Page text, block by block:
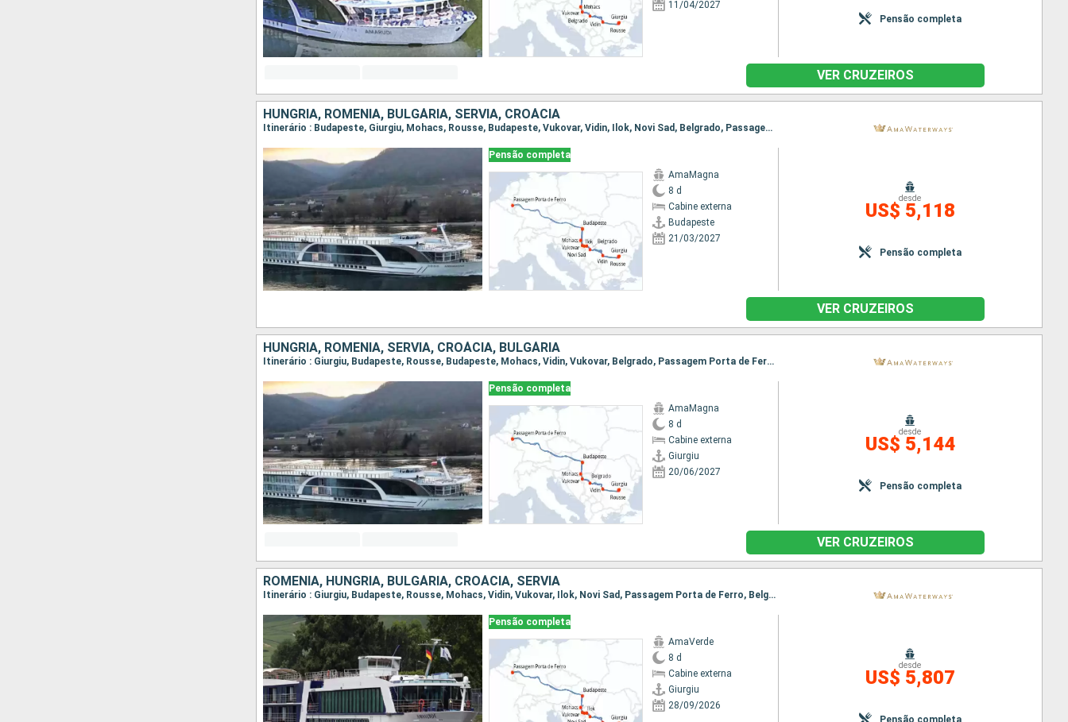
11/04/2027
Pensão completa
VER CRUZEIROS
HUNGRIA, ROMÊNIA, BULGÁRIA, SÉRVIA, CROÁCIA
Itinerário : Budapeste, Giurgiu, Mohacs, Rousse, Budapeste, Vukovar, Vidin, Ilok, Novi Sad, Belgrado, Passagem Porta de Ferro, Belgrado, Vidin, Vukovar, Rousse, Mohacs, Giurgiu, Budapeste
Pensão completa
AmaMagna
8 d
Cabine externa
Budapeste
21/03/2027
desde
US$ 5,118
Pensão completa
VER CRUZEIROS
HUNGRIA, ROMÊNIA, SÉRVIA, CROÁCIA, BULGÁRIA
Itinerário : Giurgiu, Budapeste, Rousse, Budapeste, Mohacs, Vidin, Vukovar, Belgrado, Passagem Porta de Ferro, Belgrado, Passagem Porta de Ferro, Vukovar, Vidin, Mohacs, Rousse, Budapeste, Giurgiu
Pensão completa
AmaMagna
8 d
Cabine externa
Giurgiu
20/06/2027
desde
US$ 5,144
Pensão completa
VER CRUZEIROS
ROMÊNIA, HUNGRIA, BULGÁRIA, CROÁCIA, SÉRVIA
Itinerário : Giurgiu, Budapeste, Rousse, Mohacs, Vidin, Vukovar, Ilok, Novi Sad, Passagem Porta de Ferro, Belgrado, Passagem Porta de Ferro, Belgrado, Vukovar, Novi Sad, Vidin, Rousse, Mohacs, Budapeste, Giurgiu
Pensão completa
AmaVerde
8 d
Cabine externa
Giurgiu
28/09/2026
desde
US$ 5,807
Pensão completa